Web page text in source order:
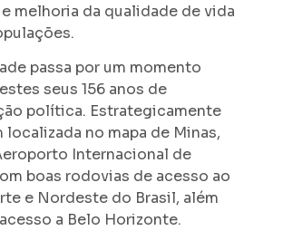
melhoria da qualidade de vida
passa por um momento
seus 156 anos de
política. Estrategicamente
localizada no mapa de Minas,
Internacional de
boas rodovias de acesso ao
e Nordeste do Brasil, além
a Belo Horizonte.